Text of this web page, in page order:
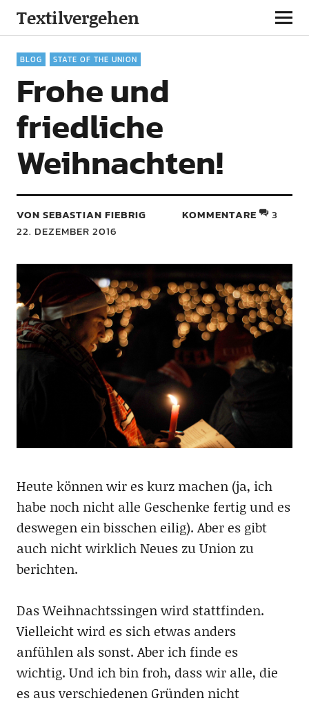
Textilvergehen
BLOG STATE OF THE UNION
Frohe und
friedliche
Weihnachten!
VON SEBASTIAN FIEBRIG
22. DEZEMBER 2016
KOMMENTARE 3
Heute können wir es kurz machen (ja, ich
habe noch nicht alle Geschenke fertig und es
deswegen ein bisschen eilig). Aber es gibt
auch nicht wirklich Neues zu Union zu
berichten.
Das Weihnachtssingen wird stattfinden.
Vielleicht wird es sich etwas anders
anfühlen als sonst. Aber ich finde es
wichtig. Und ich bin froh, dass wir alle, die
es aus verschiedenen Gründen nicht